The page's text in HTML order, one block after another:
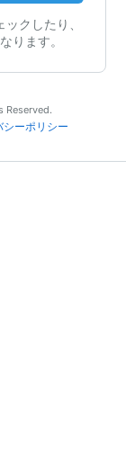
クしたり、
ります。
Reserved.
シーポリシー